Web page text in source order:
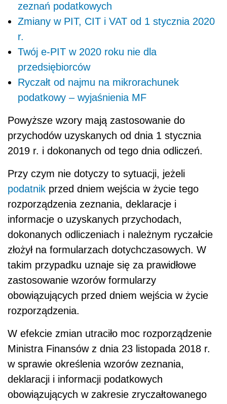
zeznań podatkowych
Zmiany w PIT, CIT i VAT od 1 stycznia 2020
r.
Twój e-PIT w 2020 roku nie dla
przedsiębiorców
Ryczałt od najmu na mikrorachunek
podatkowy – wyjaśnienia MF
Powyższe wzory mają zastosowanie do
przychodów uzyskanych od dnia 1 stycznia
2019 r. i dokonanych od tego dnia odliczeń.
Przy czym nie dotyczy to sytuacji, jeżeli
podatnik przed dniem wejścia w życie tego
rozporządzenia zeznania, deklaracje i
informacje o uzyskanych przychodach,
dokonanych odliczeniach i należnym ryczałcie
złożył na formularzach dotychczasowych. W
takim przypadku uznaje się za prawidłowe
zastosowanie wzorów formularzy
obowiązujących przed dniem wejścia w życie
rozporządzenia.
W efekcie zmian utraciło moc rozporządzenie
Ministra Finansów z dnia 23 listopada 2018 r.
w sprawie określenia wzorów zeznania,
deklaracji i informacji podatkowych
obowiązujących w zakresie zryczałtowanego